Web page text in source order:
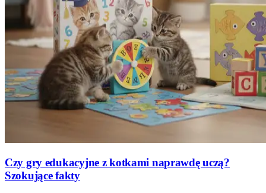
Czy gry edukacyjne z kotkami naprawdę uczą?
Szokujące fakty